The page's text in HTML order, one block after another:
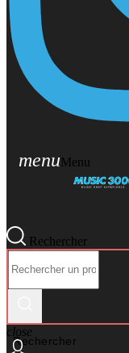
menuMenu
Rechercher
Rechercher
close